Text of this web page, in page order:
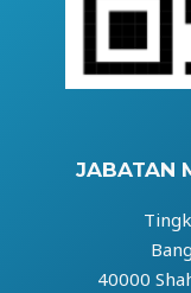
JABATAN
40000